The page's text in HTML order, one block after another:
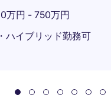
万円 - 750万円
ハイブリッド勤務可